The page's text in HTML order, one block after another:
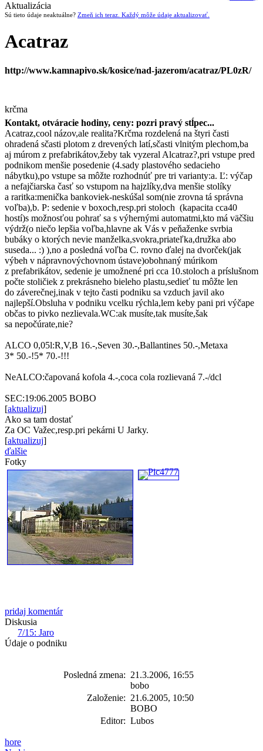
Aktualizácia
Sú tieto údaje neaktuálne? Zmeň ich teraz. Každý môže údaje aktualizovať.
Acatraz
http://www.kamnapivo.sk/kosice/nad-jazerom/acatraz/PL0zR/
krčma
Kontakt, otváracie hodiny, ceny: pozri pravý stĺpec...
Acatraz,cool názov,ale realita?Krčma rozdelená na štyri časti
ohradená sčasti plotom z drevených latí,sčasti vlnitým plechom,ba
aj múrom z prefabrikátov,žeby tak vyzeral Alcatraz?,pri vstupe pred
podnikom menšie posedenie (4.sady plastového sedacieho
nábytku),po vstupe sa môžte rozhodnúť pre tri varianty:a. Ľ: výčap
a nefajčiarska časť so vstupom na hajzlíky,dva menšie stolíky
a raritka:menička bankoviek-neskúšal som(nie zrovna tá správna
voľba),b. P: sedenie v boxoch,resp.pri stoloch (kapacita cca40
hostí)s možnosťou pohrať sa s výhernými automatmi,kto má väčšiu
výdrž(o niečo lepšia voľba,hlavne ak Vás v peňaženke svrbia
bubáky o ktorých nevie manželka,svokra,priateľka,družka abo
suseda... :) ),no a posledná voľba C. rovno ďalej na dvorček(jak
výbeh v nápravnovýchovnom ústave)obohnaný múrikom
z prefabrikátov, sedenie je umožnené pri cca 10.stoloch a príslušnom
počte stoličiek z prekrásneho bieleho plastu,sedieť tu môžte len
do záverečnej,inak v tejto časti podniku sa vzduch javil ako
najlepší.Obsluha v podniku vcelku rýchla,lem keby pani pri výčape
občas to pivko nezlievala.WC:ak musíte,tak musíte,šak
sa nepočúrate,nie?
ALCO 0,05l:R,V,B 16.-,Seven 30.-,Ballantines 50.-,Metaxa
3* 50.-!5* 70.-!!!
NeALCO:čapovaná kofola 4.-,coca cola rozlievaná 7.-/dcl
SEC:19:06.2005 BOBO
[aktualizuj]
Ako sa tam dostať
Za OC Važec,resp.pri pekárni U Jarky.
[aktualizuj]
ďalšie
Fotky
pridaj komentár
Diskusia
7/15: Jaro
Údaje o podniku
Posledná zmena: 21.3.2006, 16:55
bobo
Založenie: 21.6.2005, 10:50
BOBO
Editor: Lubos
hore